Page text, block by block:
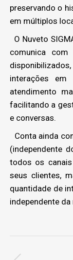
preservando o
em múltiplos
O Nuveto
comunica
interações
atendimento
facilitando a
e conversas.
Conta ainda
(independente
todos os
seus clientes,
quantidade de
independente
navigation